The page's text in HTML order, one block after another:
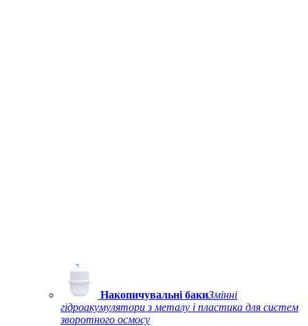
Накопичувальні бакиЗмінні
гідроакумулятори з металу і пластика для систем
зворотного осмосу